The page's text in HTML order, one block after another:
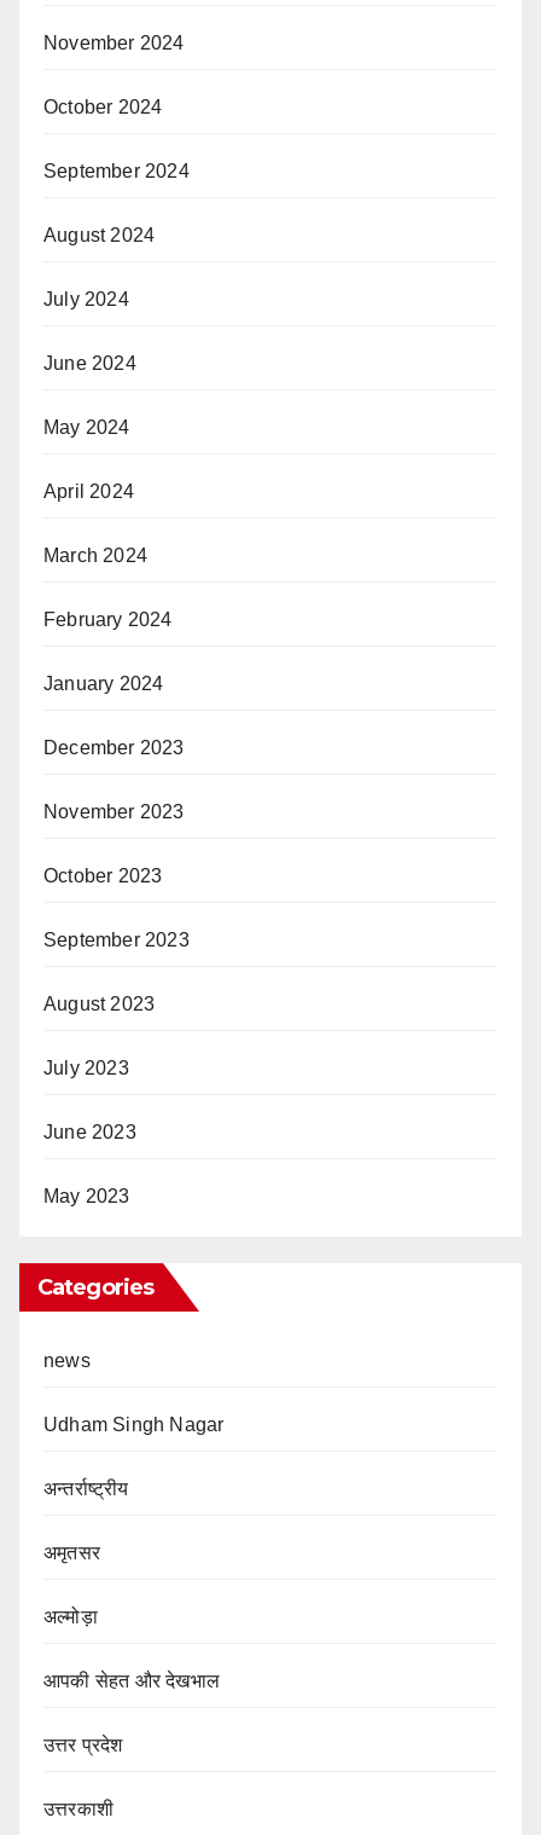
November 2024
October 2024
September 2024
August 2024
July 2024
June 2024
May 2024
April 2024
March 2024
February 2024
January 2024
December 2023
November 2023
October 2023
September 2023
August 2023
July 2023
June 2023
May 2023
Categories
news
Udham Singh Nagar
अन्तर्राष्ट्रीय
अमृतसर
अल्मोड़ा
आपकी सेहत और देखभाल
उत्तर प्रदेश
उत्तरकाशी